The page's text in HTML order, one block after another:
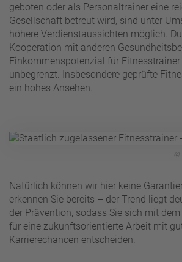
geboten oder als Personaltrainer eine
Gesellschaft betreut wird, sind unter
höhere Verdienstaussichten möglich.
Kooperation mit anderen
Einkommenspotenzial für
unbegrenzt. Insbesondere geprüfte
ein hohes Ansehen.
©
Natürlich können wir hier keine
erkennen Sie bereits – der Trend liegt
der Prävention, sodass Sie sich mit
für eine zukunftsorientierte Arbeit mit
Karrierechancen entscheiden.